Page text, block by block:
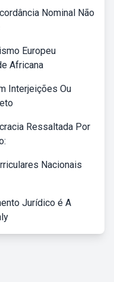
Nominal Não
Europeu
Africana
Interjeições Ou
Ressaltada Por
Nacionais
Jurídico é A